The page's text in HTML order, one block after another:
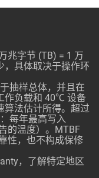
兆字节 (TB) = 1 万
，具体取决于操作环
抽样总体，并且在
作负载和 40℃ 设备
算法估计所得。超过
每年最高写入
的温度）。MTBF
性，也不构成保修
，了解特定地区